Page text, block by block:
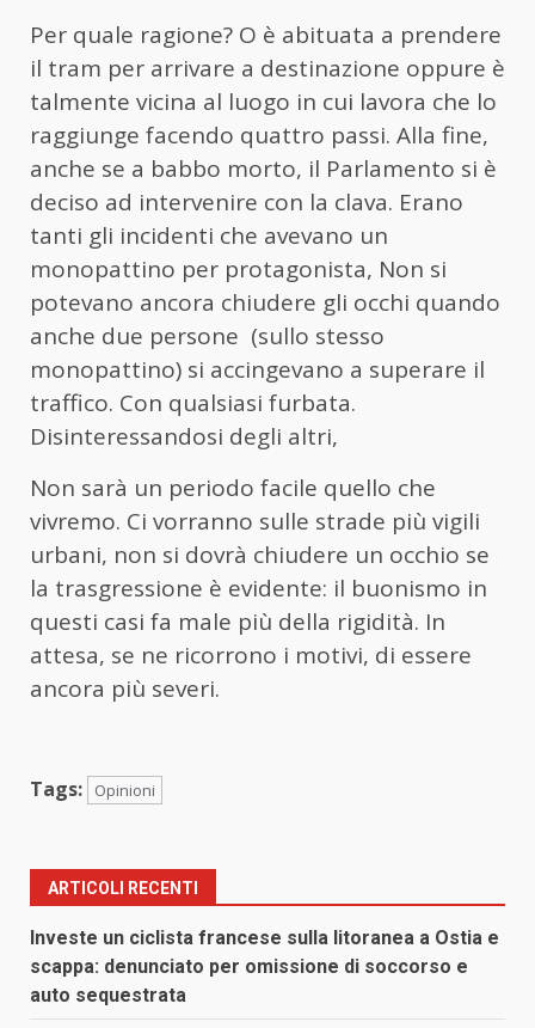
Per quale ragione? O è abituata a prendere
il tram per arrivare a destinazione oppure è
talmente vicina al luogo in cui lavora che lo
raggiunge facendo quattro passi. Alla fine,
anche se a babbo morto, il Parlamento si è
deciso ad intervenire con la clava. Erano
tanti gli incidenti che avevano un
monopattino per protagonista, Non si
potevano ancora chiudere gli occhi quando
anche due persone (sullo stesso
monopattino) si accingevano a superare il
traffico. Con qualsiasi furbata.
Disinteressandosi degli altri,
Non sarà un periodo facile quello che
vivremo. Ci vorranno sulle strade più vigili
urbani, non si dovrà chiudere un occhio se
la trasgressione è evidente: il buonismo in
questi casi fa male più della rigidità. In
attesa, se ne ricorrono i motivi, di essere
ancora più severi.
Tags: Opinioni
ARTICOLI RECENTI
Investe un ciclista francese sulla litoranea a Ostia e
scappa: denunciato per omissione di soccorso e
auto sequestrata